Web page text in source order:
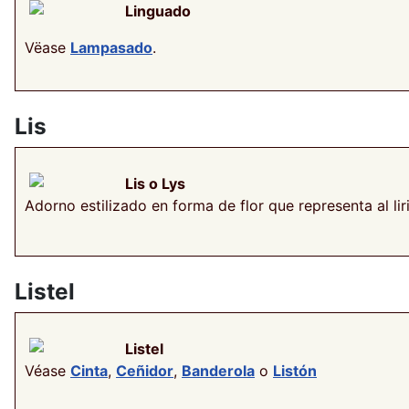
Linguado
Vëase Lampasado.
Lis
Lis o Lys
Adorno estilizado en forma de flor que representa al
Listel
Listel
Véase Cinta, Ceñidor, Banderola o Listón